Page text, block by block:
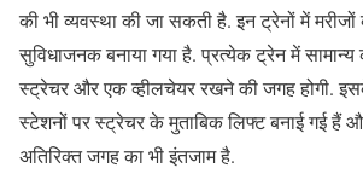
की भी व्यवस्था की जा सकती है. इन ट्रेनों में मरीजों
सुविधाजनक बनाया गया है. प्रत्येक ट्रेन में
स्ट्रेचर और एक व्हीलचेयर रखने की जगह होगी.
स्टेशनों पर स्ट्रेचर के मुताबिक लिफ्ट बनाई गई हैं
अतिरिक्त जगह का भी इंतजाम है.